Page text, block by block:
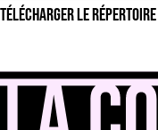
TÉLÉCHARGER LE RÉPERTOIRE